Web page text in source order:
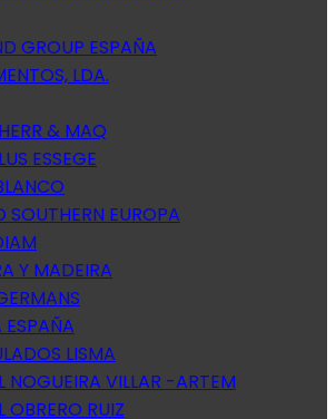
GROUP ESPAÑA
LDA.
& MAQ
ESSEGE
SOUTHERN EUROPA
Y MADEIRA
LISMA
NOGUEIRA VILLAR -ARTEM
OBRERO RUIZ